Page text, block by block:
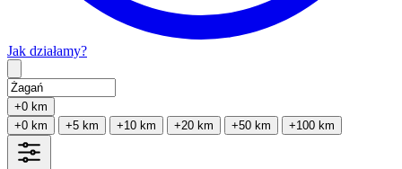
Jak działamy?
+0 km
+0 km
+5 km +10 km +20 km +50 km +100 km